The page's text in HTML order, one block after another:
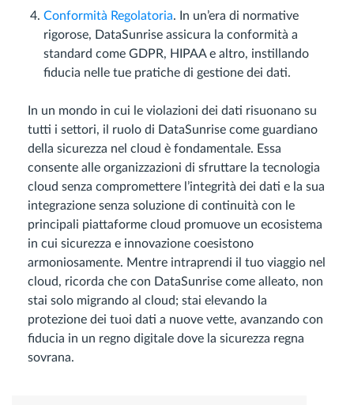
Conformità Regolatoria. In un’era di normative
rigorose, DataSunrise assicura la conformità a
standard come GDPR, HIPAA e altro, instillando
fiducia nelle tue pratiche di gestione dei dati.
In un mondo in cui le violazioni dei dati risuonano su
tutti i settori, il ruolo di DataSunrise come guardiano
della sicurezza nel cloud è fondamentale. Essa
consente alle organizzazioni di sfruttare la tecnologia
cloud senza compromettere l’integrità dei dati e la sua
integrazione senza soluzione di continuità con le
principali piattaforme cloud promuove un ecosistema
in cui sicurezza e innovazione coesistono
armoniosamente. Mentre intraprendi il tuo viaggio nel
cloud, ricorda che con DataSunrise come alleato, non
stai solo migrando al cloud; stai elevando la
protezione dei tuoi dati a nuove vette, avanzando con
fiducia in un regno digitale dove la sicurezza regna
sovrana.